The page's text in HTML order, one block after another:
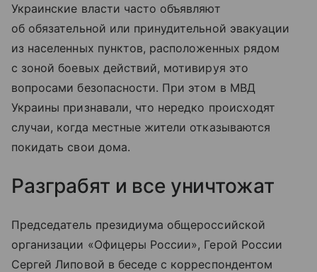
Украинские власти часто объявляют
об обязательной или принудительной эвакуации
из населенных пунктов, расположенных рядом
с зоной боевых действий, мотивируя это
вопросами безопасности. При этом в МВД
Украины признавали, что нередко происходят
случаи, когда местные жители отказываются
покидать свои дома.
Разграбят и все уничтожат
Председатель президиума общероссийской
организации «Офицеры России», Герой России
Сергей Липовой в беседе с корреспондентом